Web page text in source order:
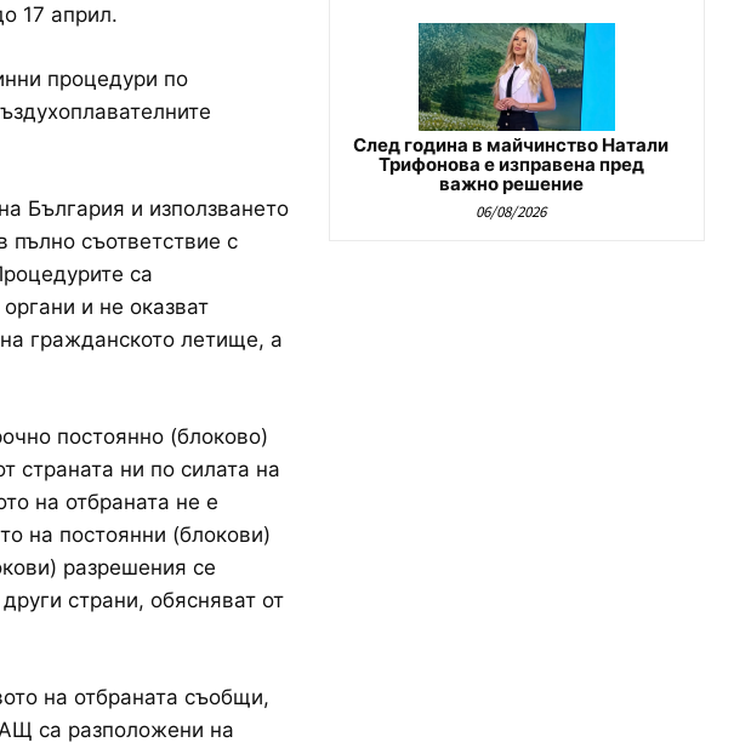
17 април.
процедури по
България и използването
пълно съответствие с
са
и не оказват
гражданското летище, а
постоянно (блоково)
страната ни по силата на
на отбраната не е
на постоянни (блокови)
разрешения се
страни, обясняват от
на отбраната съобщи,
са разположени на
След година в майчинство Натали
Трифонова е изправена пред
важно решение
06/08/2026